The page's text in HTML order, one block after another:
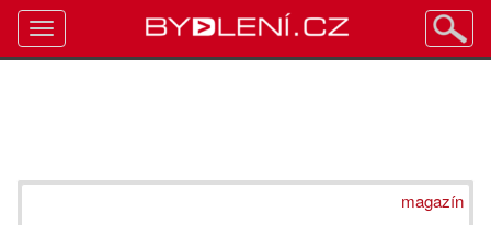
magazín
Toggle
navigation